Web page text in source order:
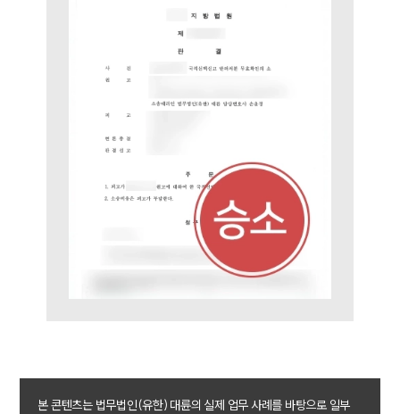
그룹소개
본 콘텐츠는 법무법인(유한) 대륜의 실제 업무 사례를 바탕으로 일부